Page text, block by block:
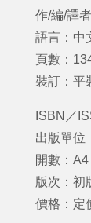
作/編/譯者
語言：中
頁數：
裝訂：平
ISBN／
出版單位
開數：A4
版次：初
價格：定